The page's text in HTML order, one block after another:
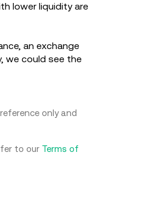
lower liquidity are
an exchange
we could see the
only and
to our Terms of